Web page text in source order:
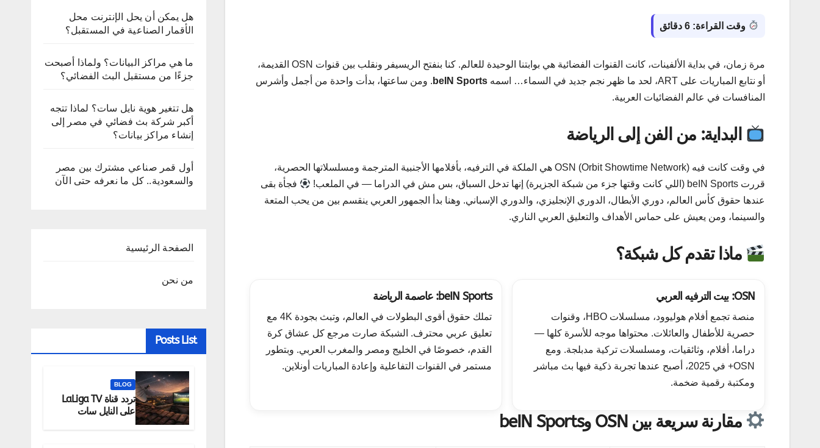
وقت القراءة: 6 دقائق
مرة زمان، في بداية الألفينات، كانت القنوات الفضائية هي بوابتنا الوحيدة للعالم. كنا بنفتح الريسيفر ونقلب بين قنوات OSN القديمة،
أو نتابع المباريات على ART، لحد ما ظهر نجم جديد في السماء… اسمه
beIN Sports . ومن ساعتها، بدأت واحدة من أجمل وأشرس
المنافسات في عالم الفضائيات العربية.
البداية: من الفن إلى الرياضة
في وقت كانت فيه OSN (Orbit Showtime Network) هي الملكة في الترفيه، بأفلامها الأجنبية المترجمة ومسلسلاتها الحصرية،
قررت beIN Sports (اللي كانت وقتها جزء من شبكة الجزيرة) إنها تدخل السباق، بس مش في الدراما — في الملعب!
فجأة بقى
عندها حقوق كأس العالم، دوري الأبطال، الدوري الإنجليزي، والدوري الإسباني. وهنا بدأ الجمهور العربي ينقسم بين من يحب المتعة
والسينما، ومن يعيش على حماس الأهداف والتعليق العربي الناري.
ماذا تقدم كل شبكة؟
OSN: بيت الترفيه العربي
منصة تجمع أفلام هوليوود، مسلسلات HBO، وقنوات
حصرية للأطفال والعائلات. محتواها موجه للأسرة كلها —
دراما، أفلام، وثائقيات، ومسلسلات تركية مدبلجة. ومع
OSN+ في 2025، أصبح عندها تجربة ذكية فيها بث مباشر
ومكتبة رقمية ضخمة.
beIN Sports: عاصمة الرياضة
تملك حقوق أقوى البطولات في العالم، وتبث بجودة 4K مع
تعليق عربي محترف. الشبكة صارت مرجع كل عشاق كرة
القدم، خصوصًا في الخليج ومصر والمغرب العربي. وبتطور
مستمر في القنوات التفاعلية وإعادة المباريات أونلاين.
مقارنة سريعة بين OSN وbeIN Sports
هل يمكن أن يحل الإنترنت محل
الأقمار الصناعية في المستقبل؟
ما هي مراكز البيانات؟ ولماذا أصبحت
جزءًا من مستقبل البث الفضائي؟
هل تتغير هوية نايل سات؟ لماذا تتجه
أكبر شركة بث فضائي في مصر إلى
إنشاء مراكز بيانات؟
أول قمر صناعي مشترك بين مصر
والسعودية.. كل ما نعرفه حتى الآن
الصفحة الرئيسية
من نحن
Posts List
BLOG
تردد قناة LaLiga TV
على النايل سات